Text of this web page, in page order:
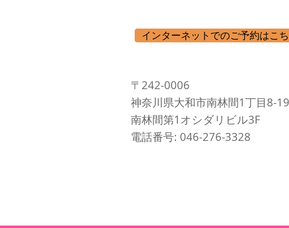
インターネットでのご予約はこ
〒242-0006
神奈川県大和市南林間1丁目8-19
​南林間第1オシダリビル3F
電話番号: 046-276-3328